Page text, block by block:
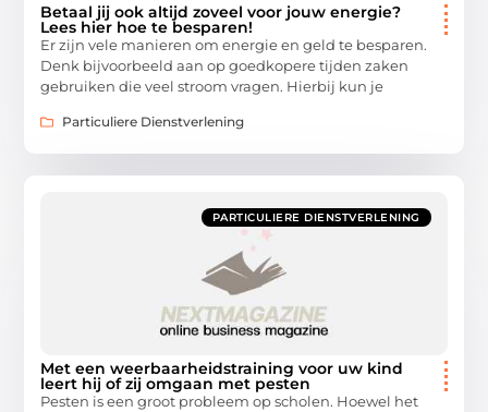
Betaal jij ook altijd zoveel voor jouw energie?
Lees hier hoe te besparen!
Er zijn vele manieren om energie en geld te besparen.
Denk bijvoorbeeld aan op goedkopere tijden zaken
gebruiken die veel stroom vragen. Hierbij kun je
Particuliere Dienstverlening
PARTICULIERE DIENSTVERLENING
Met een weerbaarheidstraining voor uw kind
leert hij of zij omgaan met pesten
Pesten is een groot probleem op scholen. Hoewel het